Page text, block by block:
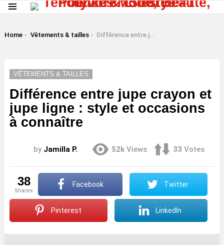
You are here:
Home Vêtements & tailles Différence entre jupe crayon et jupe ligne : style et occasions à connaître
VÊTEMENTS & TAILLES
Différence entre jupe crayon et
jupe ligne : style et occasions
à connaître
by Jamilla P. 52k Views 33 Votes
38
shares
Facebook Twitter
Pinterest LinkedIn